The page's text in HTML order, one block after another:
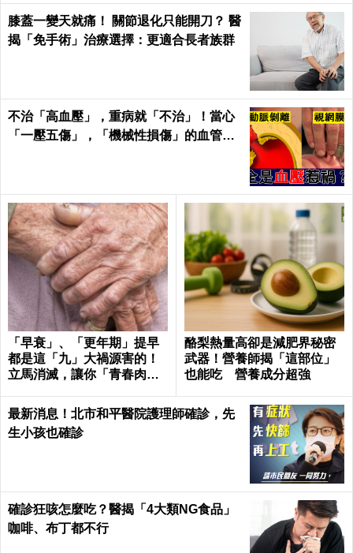
膝蓋一變天就痛！ 關節退化只能開刀？ 醫
揭「免手術」治療選擇：更適合長者族群
不治「高血壓」，重病就「不治」！當心
「一壓五傷」，「機械性損傷」的血管衝
「早衰」、「更年期」提早
都是這「九」大禍源害的！
立馬消滅，讓你「青春肉
酪梨熱量高卻是減肥界秘密
武器！營養師揭「這部位」
也能吃 營養成分超強
最新消息！北市和平醫院護理師確診，先
生小孩也確診
確診狂咳怎麼吃？醫揭「4大類NG食品」
咖啡、布丁都不行